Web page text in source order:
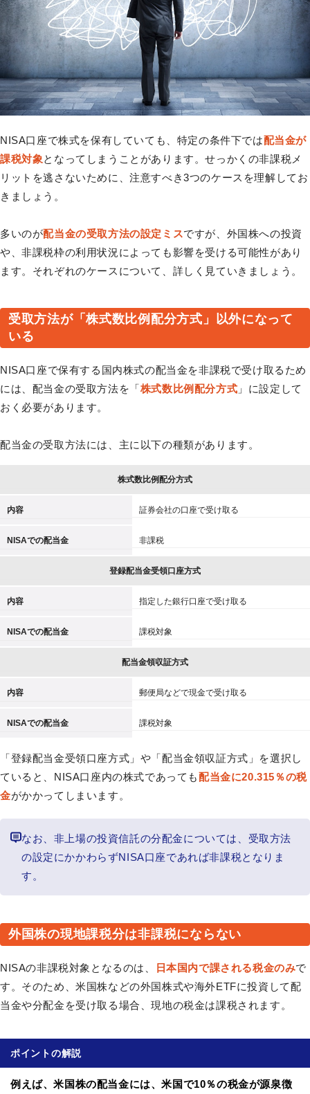
NISA口座で株式を保有していても、特定の条件下では配当金が
課税対象となってしまうことがあります。せっかくの非課税メ
リットを逃さないために、注意すべき3つのケースを理解してお
きましょう。
多いのが配当金の受取方法の設定ミスですが、外国株への投資
や、非課税枠の利用状況によっても影響を受ける可能性があり
ます。それぞれのケースについて、詳しく見ていきましょう。
受取方法が「株式数比例配分方式」以外になって
いる
NISA口座で保有する国内株式の配当金を非課税で受け取るため
には、配当金の受取方法を「株式数比例配分方式 」に設定して
おく必要があります。
配当金の受取方法には、主に以下の種類があります。
株式数比例配分方式
内容 証券会社の口座で受け取る
NISAでの配当金 非課税
登録配当金受領口座方式
内容 指定した銀行口座で受け取る
NISAでの配当金 課税対象
配当金領収証方式
内容 郵便局などで現金で受け取る
NISAでの配当金 課税対象
「登録配当金受領口座方式」や「配当金領収証方式」を選択し
ていると、NISA口座内の株式であっても配当金に20.315％の税
金がかかってしまいます。
なお、非上場の投資信託の分配金については、受取方法
の設定にかかわらずNISA口座であれば非課税となりま
す。
外国株の現地課税分は非課税にならない
NISAの非課税対象となるのは、 日本国内で課される税金のみで
す。そのため、米国株などの外国株式や海外ETFに投資して配
当金や分配金を受け取る場合、現地の税金は課税されます。
ポイントの解説
例えば、米国株の配当金には、米国で10％の税金が源泉徴